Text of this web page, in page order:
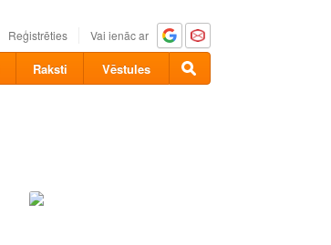
Reģistrēties Vai ienāc ar
Raksti Vēstules